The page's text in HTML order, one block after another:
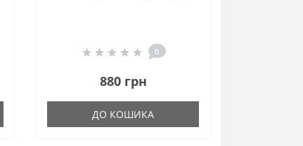
0
880 грн
ДО КОШИКА